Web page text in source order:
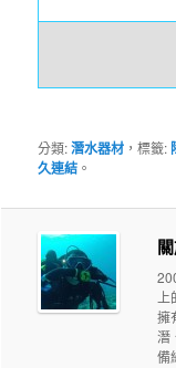
分類:潛水器材 ，標籤:
久連結 。
擁
潛
備